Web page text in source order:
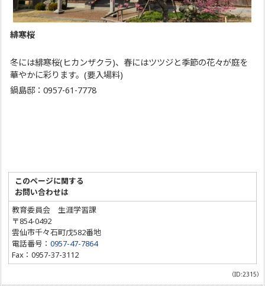
緋寒桜
冬には緋寒桜(ヒカンザクラ)、春にはツツジと季節の花々が庭を
華やかに彩ります。(要入場料)
鍋島邸：0957-61-7778
このページに関する
お問い合わせは
教育委員会 生涯学習課
〒854-0492
雲仙市千々石町戊582番地
電話番号：0957-47-7864
Fax：0957-37-3112
（ID:2315）